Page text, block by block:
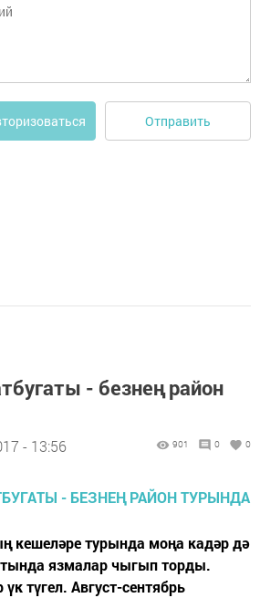
Отправить
- безнең район
- 13:56 901 0 0
кешеләре турында моңа кадәр дә
язмалар чыгып торды.
түгел. Август-сентябрь